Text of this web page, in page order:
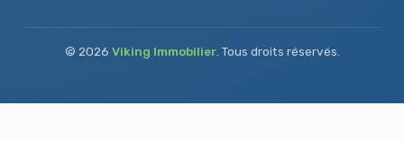
© 2026 Viking Immobilier. Tous droits réservés.